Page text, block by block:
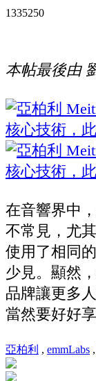
1335250
本帖最後由
在音響界中
不常見，尤
使用了相同
少見。顯然，
品牌讓更多
當然要好好
亞柏利 , emmLabs ,